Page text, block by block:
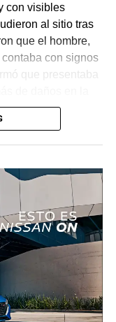
con visibles
al sitio tras
que el hombre,
con signos
que presentaba
y el
no se
y el cadáver
en espera de
investigaciones.